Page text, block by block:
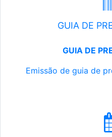
GUIA DE
GUIA DE
Emissão de guia de